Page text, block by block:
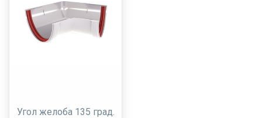
Угол желоба 135 град.